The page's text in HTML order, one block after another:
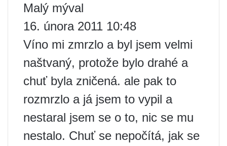
Malý mýval
16. února 2011 10:48
Víno mi zmrzlo a byl jsem velmi
naštvaný, protože bylo drahé a
chuť byla zničená. ale pak to
rozmrzlo a já jsem to vypil a
nestaral jsem se o to, nic se mu
nestalo. Chuť se nepočítá, jak se